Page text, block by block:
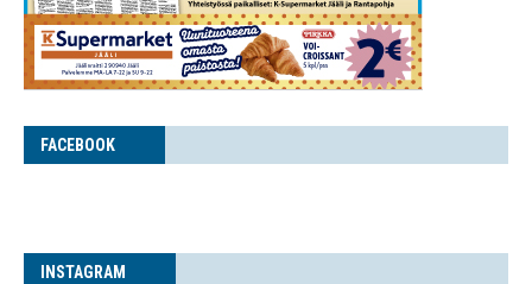
FACE­BOOK
INS­TA­GRAM